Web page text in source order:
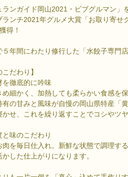
ランガイド岡山2021・ビブグルマン」
ランチ2021年グルメ大賞「お取り寄せ
得！
５年間にわたり修行した「水餃子専門店
こだわり】
を徹底的に吟味
め細かく、加熱しても柔らかい食感を
有の甘みと風味が自慢の岡山県特産「
かせ、これを繰り返すことでコシやツヤ
と味のこだわり
肉を毎日仕入れ。新鮮な状態で調理す
かした仕上がりになります。